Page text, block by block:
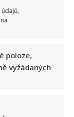
poloze,
vyžádaných
snesla další